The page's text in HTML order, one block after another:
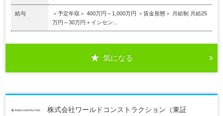
給与
＜予定年収＞ 400万円～1,000万円 ＜賃金形態＞ 月給制 月給25
万円～30万円＋インセン...
気になる
株式会社ワールドコンストラクション（東証